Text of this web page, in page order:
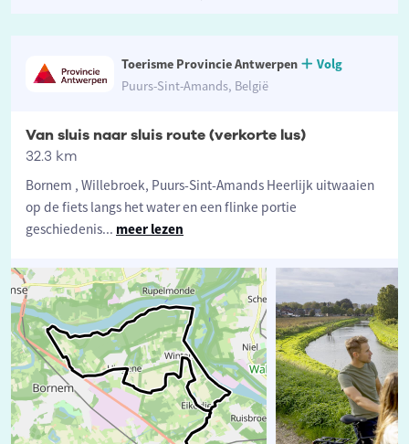
Toerisme Provincie Antwerpen
Volg
Puurs-Sint-Amands, België
Van sluis naar sluis route (verkorte lus)
32.3 km
Bornem , Willebroek, Puurs-Sint-Amands Heerlijk uitwaaien
op de fiets langs het water en een flinke portie
geschiedenis... meer lezen